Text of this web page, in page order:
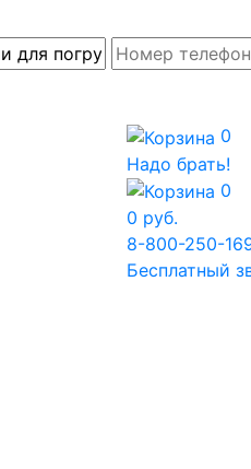
0
Надо брать!
0
0 руб.
8-800-250-
Бесплатный